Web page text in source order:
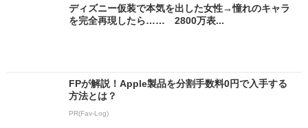
ディズニー仮装で本気を出した女性→憧れのキャラ
を完全再現したら…… 2800万表...
FPが解説！Apple製品を分割手数料0円で入手する
方法とは？
PR(Fav-Log)